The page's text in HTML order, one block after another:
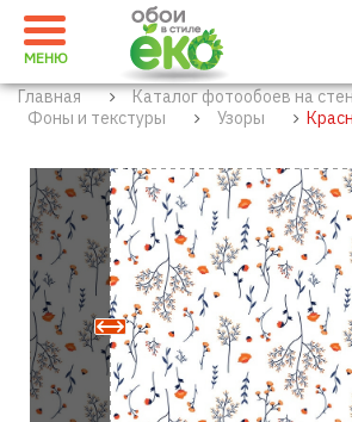
МЕНЮ
Главная
Каталог фотообоев на
Фоны и текстуры
Узоры